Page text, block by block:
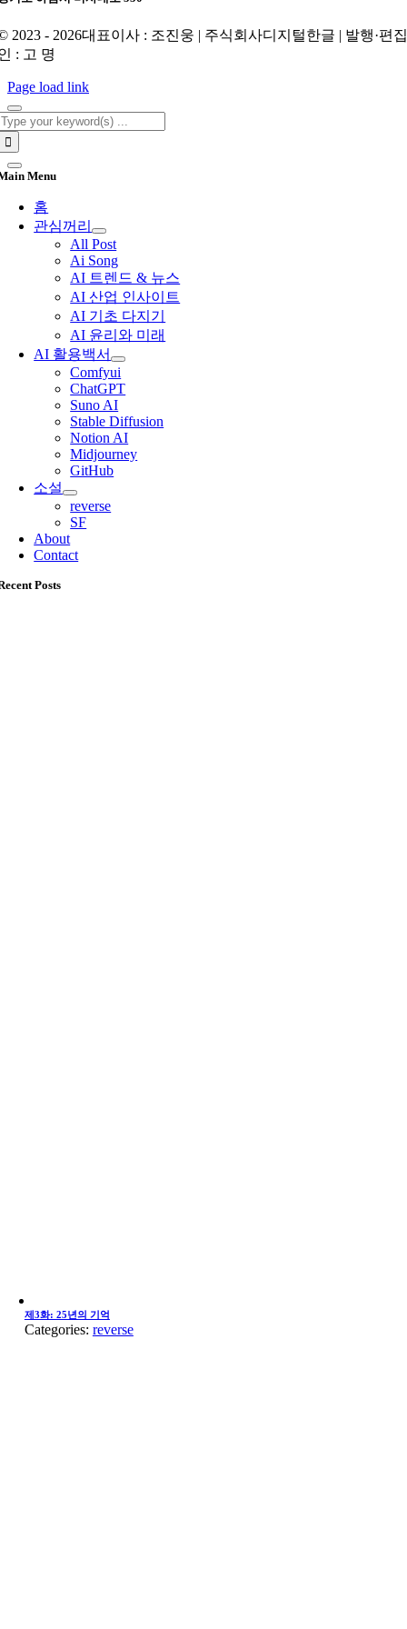
2023 - 2026대표이사 : 조진웅 | 주식회사디지털한글 | 발행·편
: 고 명
Page load link
Menu
홈
관심꺼리
All Post
Ai Song
AI 트렌드 & 뉴스
AI 산업 인사이트
AI 기초 다지기
AI 윤리와 미래
AI 활용백서
Comfyui
ChatGPT
Suno AI
Stable Diffusion
Notion AI
Midjourney
GitHub
소설
reverse
SF
About
Contact
Posts
제3화: 25년의 기억
Categories: reverse